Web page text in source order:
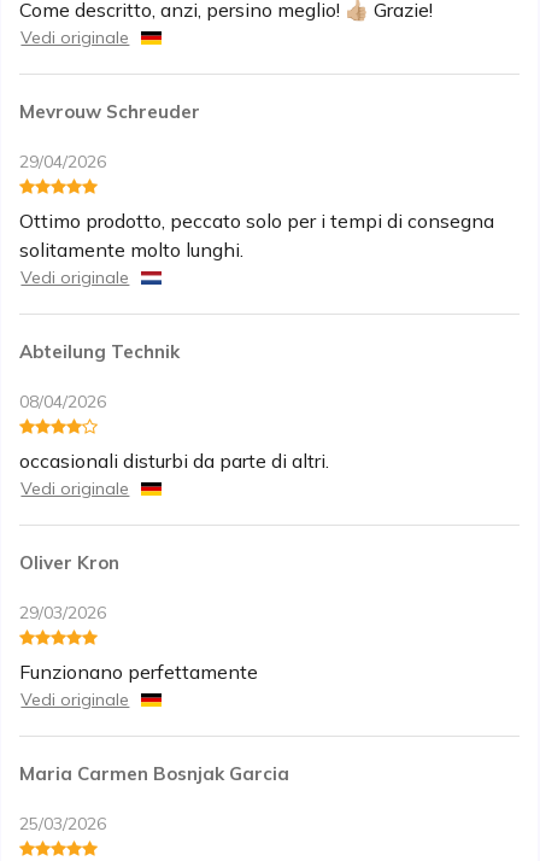
Come descritto, anzi, persino meglio! 👍🏼 Grazie!
Vedi originale
Mevrouw Schreuder
29/04/2026
Ottimo prodotto, peccato solo per i tempi di consegna
solitamente molto lunghi.
Vedi originale
Abteilung Technik
08/04/2026
occasionali disturbi da parte di altri.
Vedi originale
Oliver Kron
29/03/2026
Funzionano perfettamente
Vedi originale
Maria Carmen Bosnjak Garcia
25/03/2026